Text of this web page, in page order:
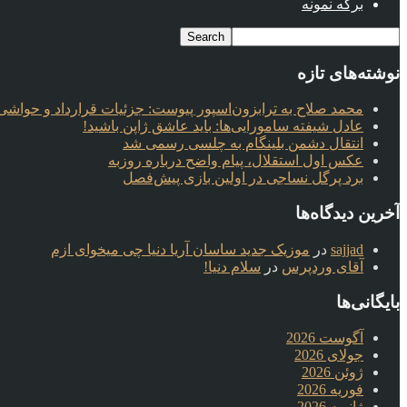
برگه نمونه
نوشته‌های تازه
محمد صلاح به ترابزون‌اسپور پیوست: جزئیات قرارداد و حواشی
عادل شیفته سامورایی‌ها: باید عاشق ژاپن باشید!
انتقال دشمن بلینگام به چلسی رسمی شد
عکس اول استقلال، پیام واضح درباره روزبه
برد پرگل نساجی در اولین بازی پیش‌فصل
آخرین دیدگاه‌ها
sajjad در موزیک جدید ساسان آریا دنیا چی میخوای ازم
آقای وردپرس در سلام دنیا!
بایگانی‌ها
آگوست 2026
جولای 2026
ژوئن 2026
فوریه 2026